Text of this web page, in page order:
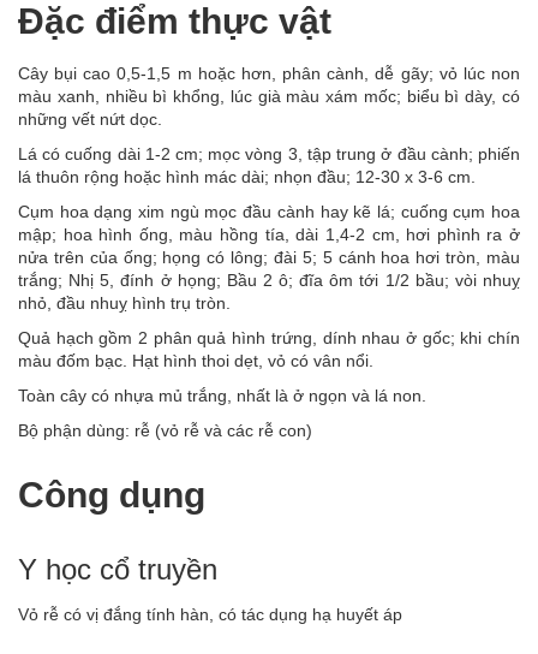
Đặc điểm thực vật
Cây bụi cao 0,5-1,5 m hoặc hơn, phân cành, dễ gãy; vỏ lúc non
màu xanh, nhiều bì khổng, lúc già màu xám mốc; biểu bì dày, có
những vết nứt dọc.
Lá có cuống dài 1-2 cm; mọc vòng 3, tập trung ở đầu cành; phiến
lá thuôn rộng hoặc hình mác dài; nhọn đầu; 12-30 x 3-6 cm.
Cụm hoa dạng xim ngù mọc đầu cành hay kẽ lá; cuống cụm hoa
mập; hoa hình ống, màu hồng tía, dài 1,4-2 cm, hơi phình ra ở
nửa trên của ống; họng có lông; đài 5; 5 cánh hoa hơi tròn, màu
trắng; Nhị 5, đính ở họng; Bầu 2 ô; đĩa ôm tới 1/2 bầu; vòi nhuỵ
nhỏ, đầu nhuỵ hình trụ tròn.
Quả hạch gồm 2 phân quả hình trứng, dính nhau ở gốc; khi chín
màu đốm bạc. Hạt hình thoi dẹt, vỏ có vân nổi.
Toàn cây có nhựa mủ trắng, nhất là ở ngọn và lá non.
Bộ phận dùng: rễ (vỏ rễ và các rễ con)
Công dụng
Y học cổ truyền
Vỏ rễ có vị đắng tính hàn, có tác dụng hạ huyết áp